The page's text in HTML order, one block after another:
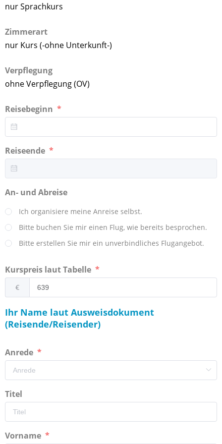
nur Sprachkurs
Zimmerart
nur Kurs (-ohne Unterkunft-)
Verpflegung
ohne Verpflegung (OV)
Reisebeginn
Reiseende
An- und Abreise
Ich organisiere meine Anreise selbst.
Bitte buchen Sie mir einen Flug, wie bereits besprochen.
Bitte erstellen Sie mir ein unverbindliches Flugangebot.
Kurspreis laut Tabelle
€
Ihr Name laut Ausweisdokument
(Reisende/Reisender)
Anrede
Titel
Vorname